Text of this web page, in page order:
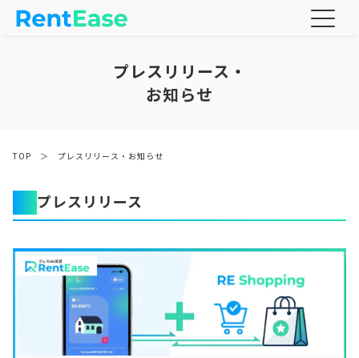
プレスリリース・
お知らせ
TOP ＞ プレスリリース・お知らせ
プレスリリース